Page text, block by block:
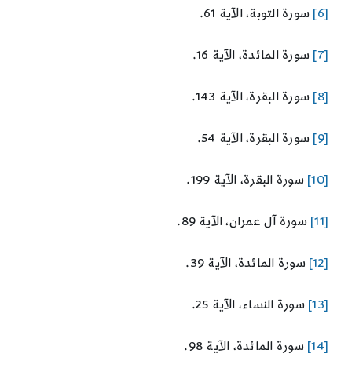
[6] سورة التوبة، الآية 61.
[7] سورة المائدة، الآية 16.
[8] سورة البقرة، الآية 143.
[9] سورة البقرة، الآية 54.
[10] سورة البقرة، الآية 199.
[11] سورة آل عمران، الآية 89.
[12] سورة المائدة، الآية 39.
[13] سورة النساء، الآية 25.
[14] سورة المائدة، الآية 98.